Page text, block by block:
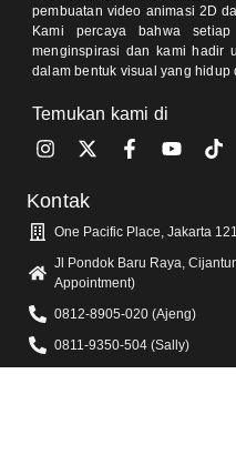
pembuatan video animasi 2D
Kami percaya bahwa
menginspirasi dan kami hadir
dalam bentuk visual yang hidup
Temukan kami di
Kontak
One Pacific Place, Jakarta
Jl Pondok Baru Raya,
Appointment)
0812-8905-020 (Ajeng)
0811-9350-504 (Sally)